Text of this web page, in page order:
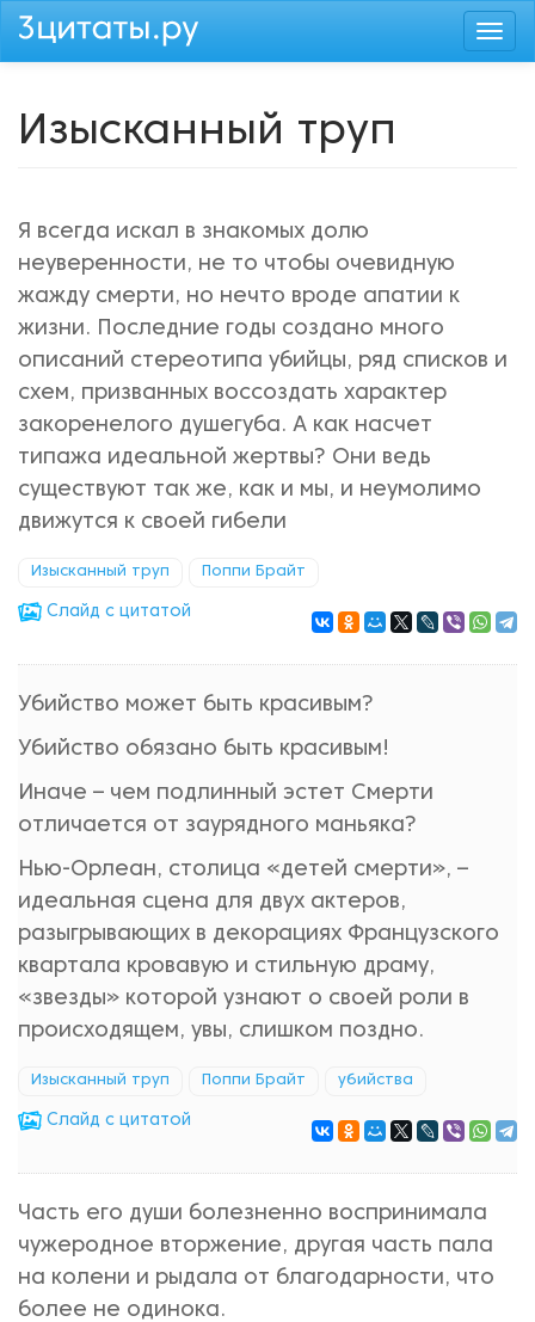
Перейти
Изысканный труп
Я всегда искал в знакомых долю
неуверенности, не то чтобы очевидную
жажду смерти, но нечто вроде апатии к
жизни. Последние годы создано много
описаний стереотипа убийцы, ряд списков и
схем, призванных воссоздать характер
закоренелого душегуба. А как насчет
типажа идеальной жертвы? Они ведь
существуют так же, как и мы, и неумолимо
движутся к своей гибели
Изысканный труп Поппи Брайт
Cлайд с цитатой
Убийство может быть красивым?
Убийство обязано быть красивым!
Иначе – чем подлинный эстет Смерти
отличается от заурядного маньяка?
Нью-Орлеан, столица «детей смерти», –
идеальная сцена для двух актеров,
разыгрывающих в декорациях Французского
квартала кровавую и стильную драму,
«звезды» которой узнают о своей роли в
происходящем, увы, слишком поздно.
Изысканный труп Поппи Брайт убийства
Cлайд с цитатой
Часть его души болезненно воспринимала
чужеродное вторжение, другая часть пала
на колени и рыдала от благодарности, что
более не одинока.